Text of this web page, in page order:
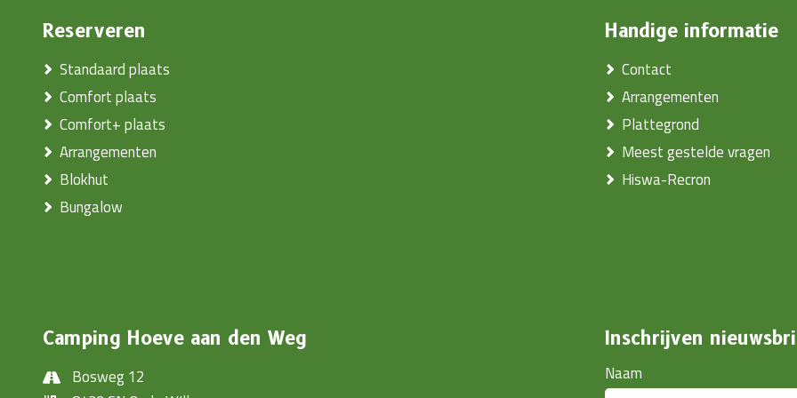
Reserveren
Standaard plaats
Comfort plaats
Comfort+ plaats
Arrangementen
Blokhut
Bungalow
Handige informatie
Contact
Arrangementen
Plattegrond
Meest gestelde vragen
Hiswa-Recron
Camping Hoeve aan den Weg
Bosweg 12
Inschrijven
Naam